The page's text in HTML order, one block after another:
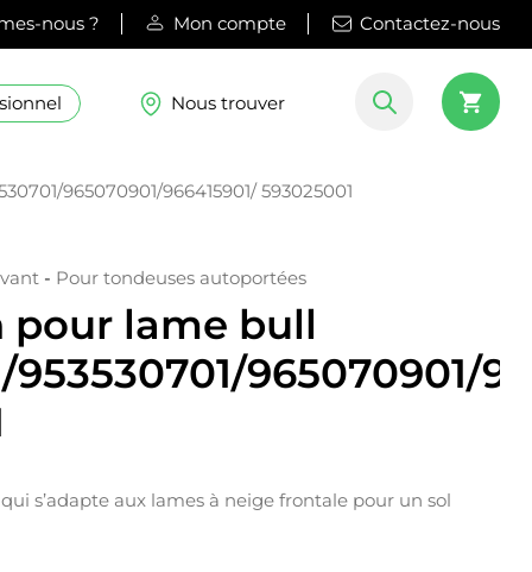
nous ? Mon compte Contactez-nous
Nous trouver
965070901/966415901/ 593025001
- Pour tondeuses autoportées
pour lame bull
953530701/965070901/
s’adapte aux lames à neige frontale pour un sol